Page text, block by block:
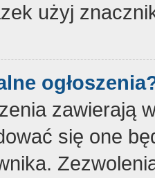
użyj
zawierają
się one